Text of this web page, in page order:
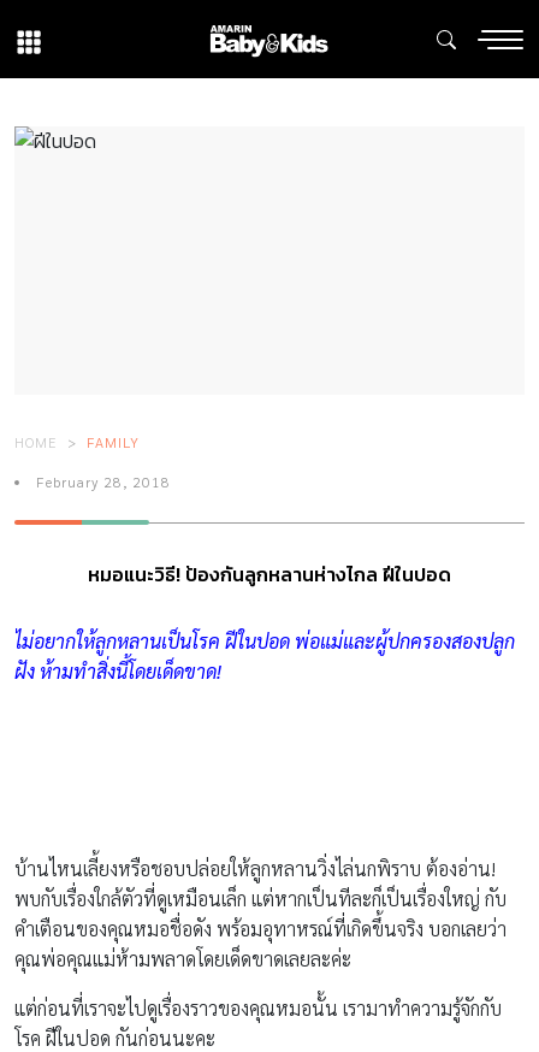
HOME FAMILY
February 28, 2018
หมอแนะวิธี! ป้องกันลูกหลานห่างไกล ฝีในปอด
ไม่อยากให้ลูกหลานเป็นโรค ฝีในปอด พ่อแม่และผู้ปกครองสองปลูก
ฝัง ห้ามทำสิ่งนี้โดยเด็ดขาด!
บ้านไหนเลี้ยงหรือชอบปล่อยให้ลูกหลานวิ่งไล่นกพิราบ ต้องอ่าน!
พบกับเรื่องใกล้ตัวที่ดูเหมือนเล็ก แต่หากเป็นทีละก็เป็นเรื่องใหญ่ กับ
คำเตือนของคุณหมอชื่อดัง พร้อมอุทาหรณ์ที่เกิดขึ้นจริง บอกเลยว่า
คุณพ่อคุณแม่ห้ามพลาดโดยเด็ดขาดเลยละค่ะ
แต่ก่อนที่เราจะไปดูเรื่องราวของคุณหมอนั้น เรามาทำความรู้จักกับ
โรค ฝีในปอด กันก่อนนะคะ